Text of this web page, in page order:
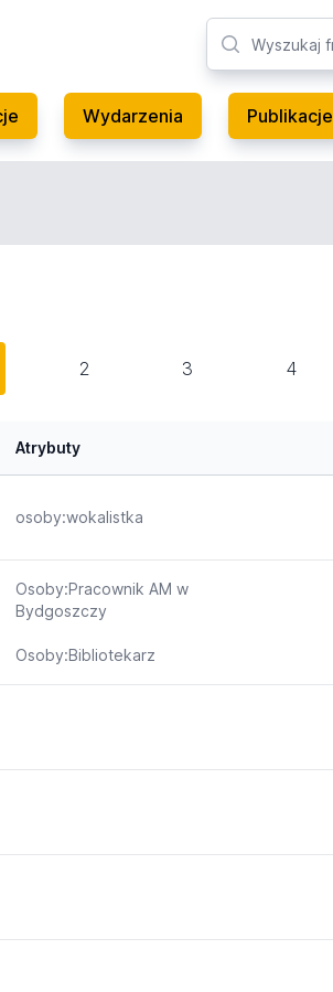
Wydarzenia Publikacje
2 3 4
Atrybuty
osoby:wokalistka
Osoby:Pracownik AM w
Bydgoszczy
Osoby:Bibliotekarz